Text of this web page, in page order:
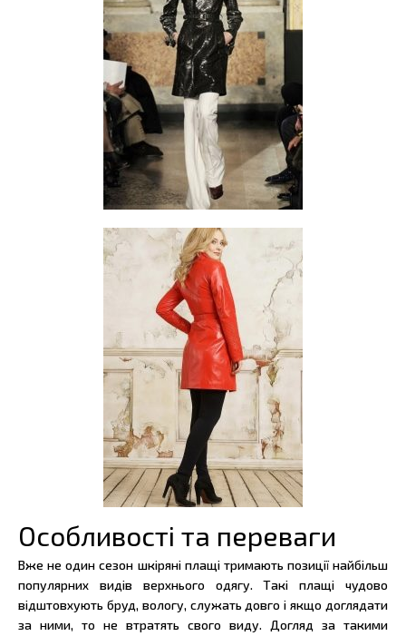
Особливості та переваги
Вже не один сезон шкіряні плащі тримають позиції найбільш
популярних видів верхнього одягу. Такі плащі чудово
відштовхують бруд, вологу, служать довго і якщо доглядати
за ними, то не втратять свого виду. Догляд за такими